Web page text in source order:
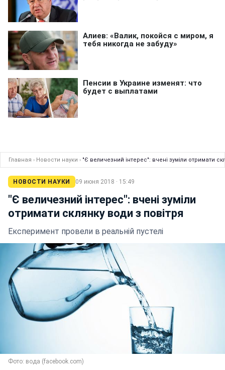
Главная › Новости науки › "Є величезний інтерес": вчені зуміли отримати
НОВОСТИ НАУКИ 09 июня 2018 · 15:49
"Є величезний інтерес": вчені зуміли
отримати склянку води з повітря
Експеримент провели в реальній пустелі
Фото: вода (facebook.com)